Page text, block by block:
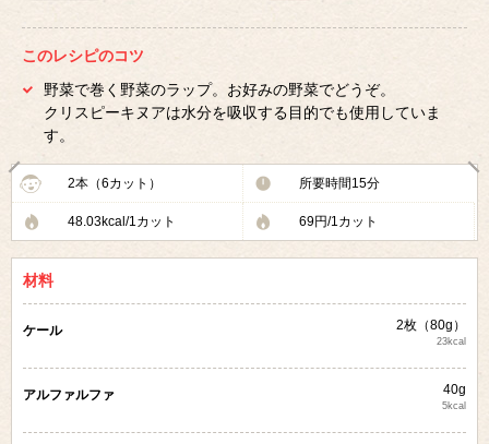
このレシピのコツ
野菜で巻く野菜のラップ。お好みの野菜でどうぞ。
クリスピーキヌアは水分を吸収する目的でも使用していま
す。
2本（6カット） 所要時間15分
48.03kcal/1カット 69円/1カット
材料
ケール 2枚（80g）
23kcal
アルファルファ 40g
5kcal